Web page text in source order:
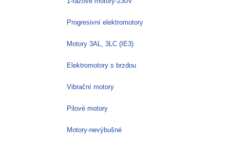
Progresivní elektromotory
Motory 3AL, 3LC (IE3)
Elektromotory s brzdou
Vibrační motory
Pilové motory
Motory-nevýbušné